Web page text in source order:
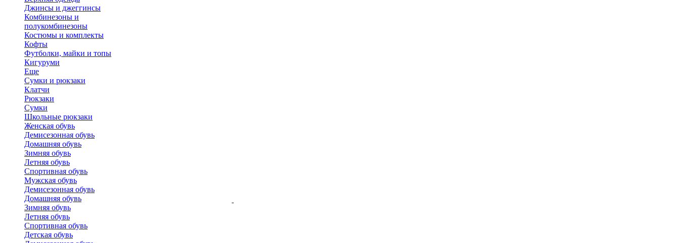
Джинсы и джеггинсы
Комбинезоны и
полукомбинезоны
Костюмы и комплекты
Кофты
Футболки, майки и топы
Кигуруми
Еще
Сумки и рюкзаки
Клатчи
Рюкзаки
Сумки
Школьные рюкзаки
Женская обувь
Демисезонная обувь
Домашняя обувь
Зимняя обувь
Летняя обувь
Спортивная обувь
Мужская обувь
Демисезонная обувь
Домашняя обувь
Зимняя обувь
Летняя обувь
Спортивная обувь
Детская обувь